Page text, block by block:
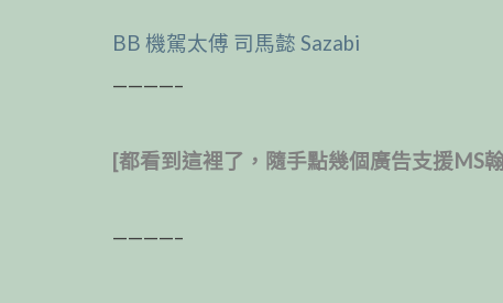
BB 機駕太傅 司馬懿 Sazabi
————–
[都看到這裡了，隨手點幾個廣告支援MS
————–